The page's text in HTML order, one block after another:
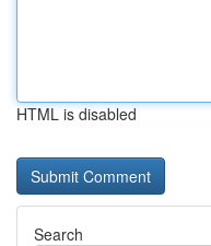
HTML is disabled
Search